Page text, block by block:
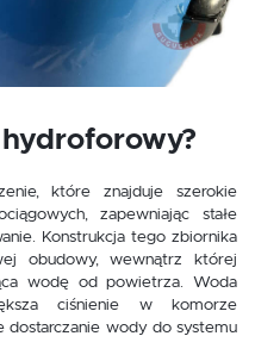
które znajduje szerokie
zapewniając stałe
Konstrukcja tego zbiornika
obudowy, wewnątrz której
wodę od powietrza. Woda
ciśnienie w komorze
dostarczanie wody do systemu
Ci większy komfort
poprzez dopasowanie jej do
zgody na funkcjonalne i
dostępność większej ilości funkcji
się i dostosowywać do
oraz częstotliwości, z jaką
pozwalają nam na ocenę
ich popularności wśród
są przetwarzane w formie
pliki cookies gwarantuje
Ci najciekawsze
partnerów.
Ci naszych komunikatów
Twoich zwyczajów